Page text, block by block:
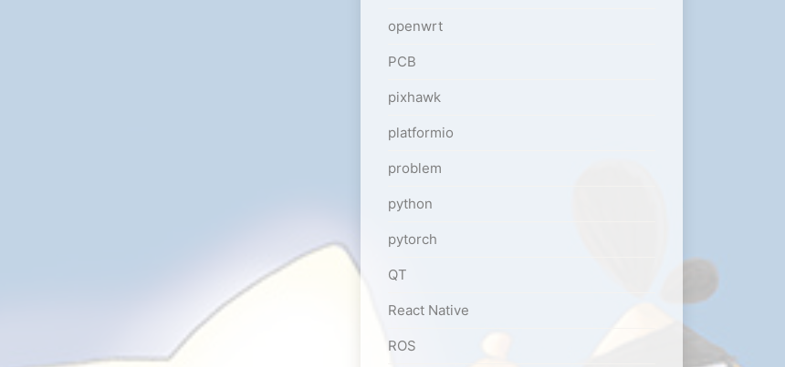
openwrt
PCB
pixhawk
platformio
problem
python
pytorch
QT
React Native
ROS